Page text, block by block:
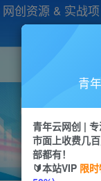
网创资源 & 实战
项目 引流 抖
青
青年云网创 | 专
市面上收费几
部都有！
🔰本站VIP 限